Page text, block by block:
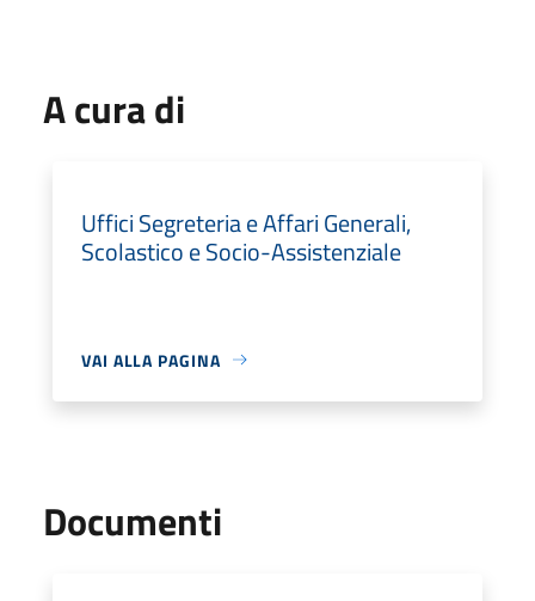
A cura di
Uffici Segreteria e Affari Generali,
Scolastico e Socio-Assistenziale
VAI ALLA PAGINA
Documenti